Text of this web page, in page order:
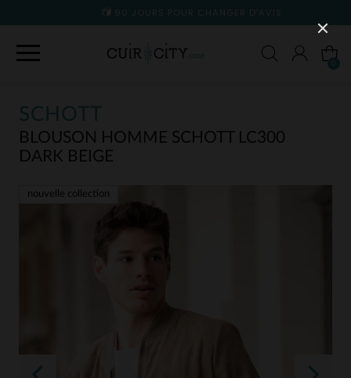
90 JOURS POUR CHANGER D'AVIS
SCHOTT
BLOUSON HOMME SCHOTT LC300
DARK BEIGE
nouvelle collection